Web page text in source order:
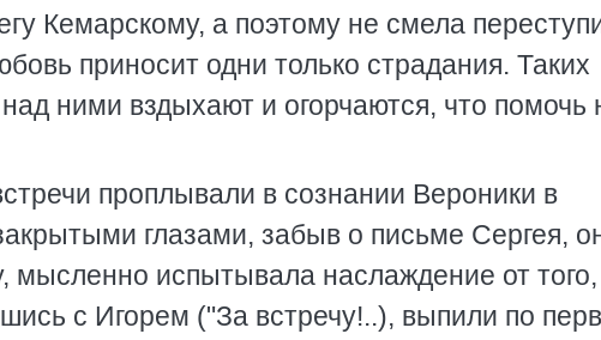
Кемарскому, а поэтому не смела
приносит одни только страдания. Таких
ними вздыхают и огорчаются, что помочь
проплывали в сознании Вероники в
глазами, забыв о письме Сергея,
мысленно испытывала наслаждение от того,
с Игорем ("За встречу!..), выпили по